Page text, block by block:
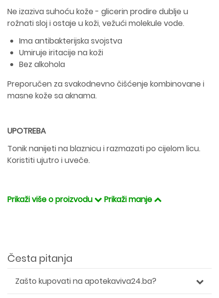
Ne izaziva suhoću kože - glicerin prodire dublje u
rožnati sloj i ostaje u koži, vežući molekule vode.
Ima antibakterijska svojstva
Umiruje iritacije na koži
Bez alkohola
Preporučen za svakodnevno čišćenje kombinovane i
masne kože sa aknama.
UPOTREBA
Tonik nanijeti na blaznicu i razmazati po cijelom licu.
Koristiti ujutro i uveče.
Prikaži više o proizvodu Prikaži manje
Česta pitanja
Zašto kupovati na apotekaviva24.ba?